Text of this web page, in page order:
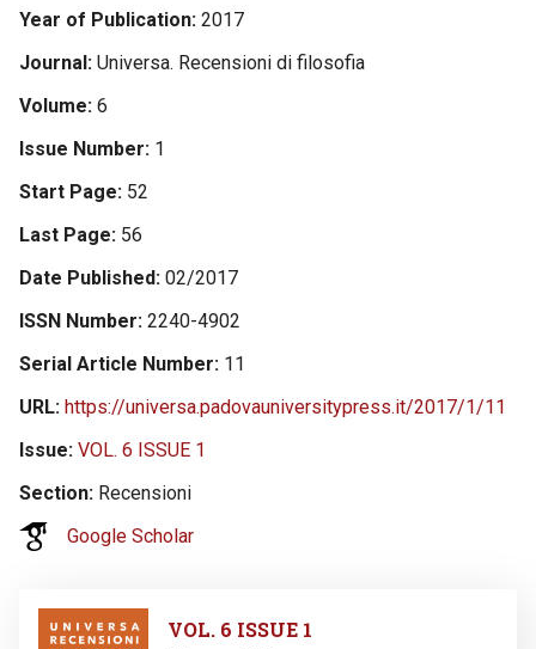
Year of Publication 2017
Journal Universa. Recensioni di filosofia
Volume 6
Issue Number 1
Start Page 52
Last Page 56
Date Published 02/2017
ISSN Number 2240-4902
Serial Article Number 11
URL https://universa.padovauniversitypress.it/2017/1/11
Issue VOL. 6 ISSUE 1
Section Recensioni
Google Scholar
VOL. 6 ISSUE 1